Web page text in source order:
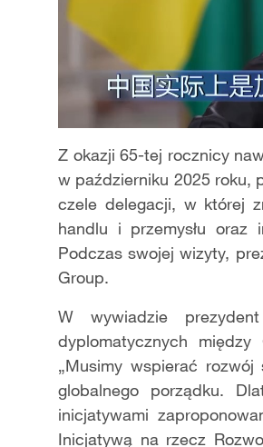
Z okazji 65-tej rocznicy
w październiku 2025 roku,
czele delegacji, w której
handlu i przemysłu oraz
Podczas swojej wizyty,
Group.
W wywiadzie
dyplomatycznych
„Musimy wspierać
globalnego porządku.
inicjatywami
Inicjatywą na rzecz